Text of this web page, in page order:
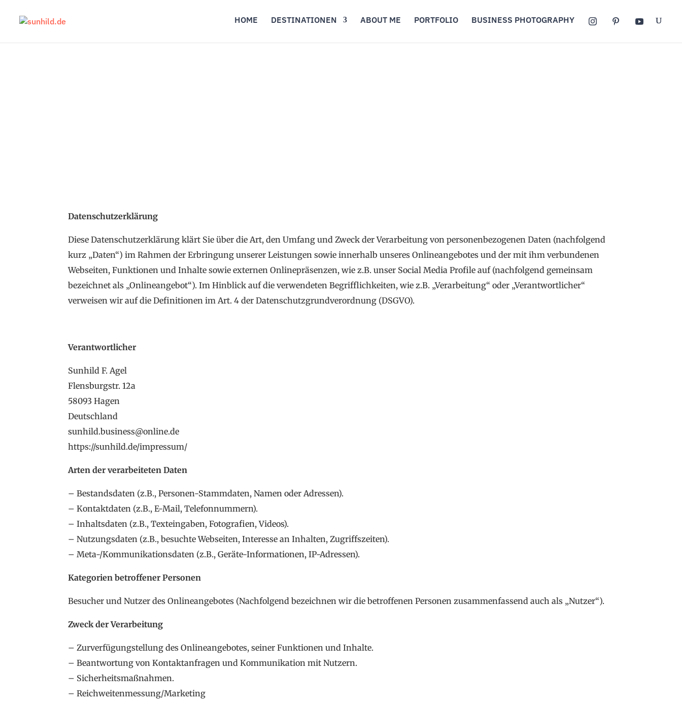
HOME DESTINATIONEN ABOUT ME PORTFOLIO BUSINESS PHOTOGRAPHY
Datenschutzerklärung
Diese Datenschutzerklärung klärt Sie über die Art, den Umfang und Zweck der Verarbeitung von personenbezogenen Daten (nachfolgend
kurz „Daten“) im Rahmen der Erbringung unserer Leistungen sowie innerhalb unseres Onlineangebotes und der mit ihm verbundenen
Webseiten, Funktionen und Inhalte sowie externen Onlinepräsenzen, wie z.B. unser Social Media Profile auf (nachfolgend gemeinsam
bezeichnet als „Onlineangebot“). Im Hinblick auf die verwendeten Begrifflichkeiten, wie z.B. „Verarbeitung“ oder „Verantwortlicher“
verweisen wir auf die Definitionen im Art. 4 der Datenschutzgrundverordnung (DSGVO).
Verantwortlicher
Sunhild F. Agel
Flensburgstr. 12a
58093 Hagen
Deutschland
sunhild.business@online.de
https://sunhild.de/impressum/
Arten der verarbeiteten Daten
– Bestandsdaten (z.B., Personen-Stammdaten, Namen oder Adressen).
– Kontaktdaten (z.B., E-Mail, Telefonnummern).
– Inhaltsdaten (z.B., Texteingaben, Fotografien, Videos).
– Nutzungsdaten (z.B., besuchte Webseiten, Interesse an Inhalten, Zugriffszeiten).
– Meta-/Kommunikationsdaten (z.B., Geräte-Informationen, IP-Adressen).
Kategorien betroffener Personen
Besucher und Nutzer des Onlineangebotes (Nachfolgend bezeichnen wir die betroffenen Personen zusammenfassend auch als „Nutzer“).
Zweck der Verarbeitung
– Zurverfügungstellung des Onlineangebotes, seiner Funktionen und Inhalte.
– Beantwortung von Kontaktanfragen und Kommunikation mit Nutzern.
– Sicherheitsmaßnahmen.
– Reichweitenmessung/Marketing